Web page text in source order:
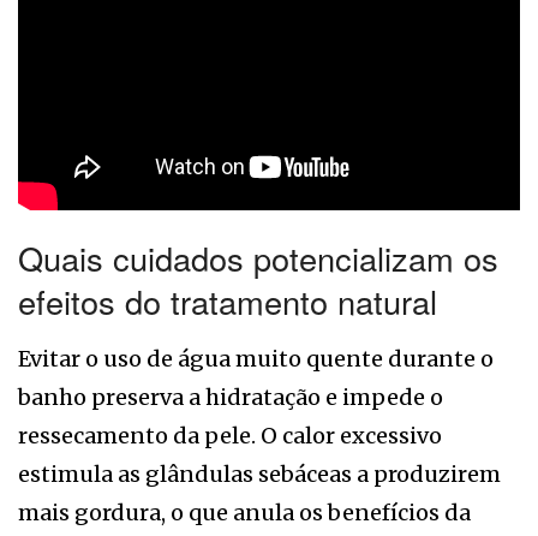
Quais cuidados potencializam os
efeitos do tratamento natural
Evitar o uso de água muito quente durante o
banho preserva a hidratação e impede o
ressecamento da pele. O calor excessivo
estimula as glândulas sebáceas a produzirem
mais gordura, o que anula os benefícios da